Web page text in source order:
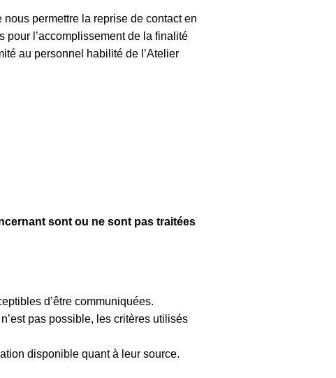
nous permettre la reprise de contact en
pour l’accomplissement de la finalité
au personnel habilité de l’Atelier
sont ou ne sont pas traitées
d’être communiquées.
pas possible, les critères utilisés
disponible quant à leur source.